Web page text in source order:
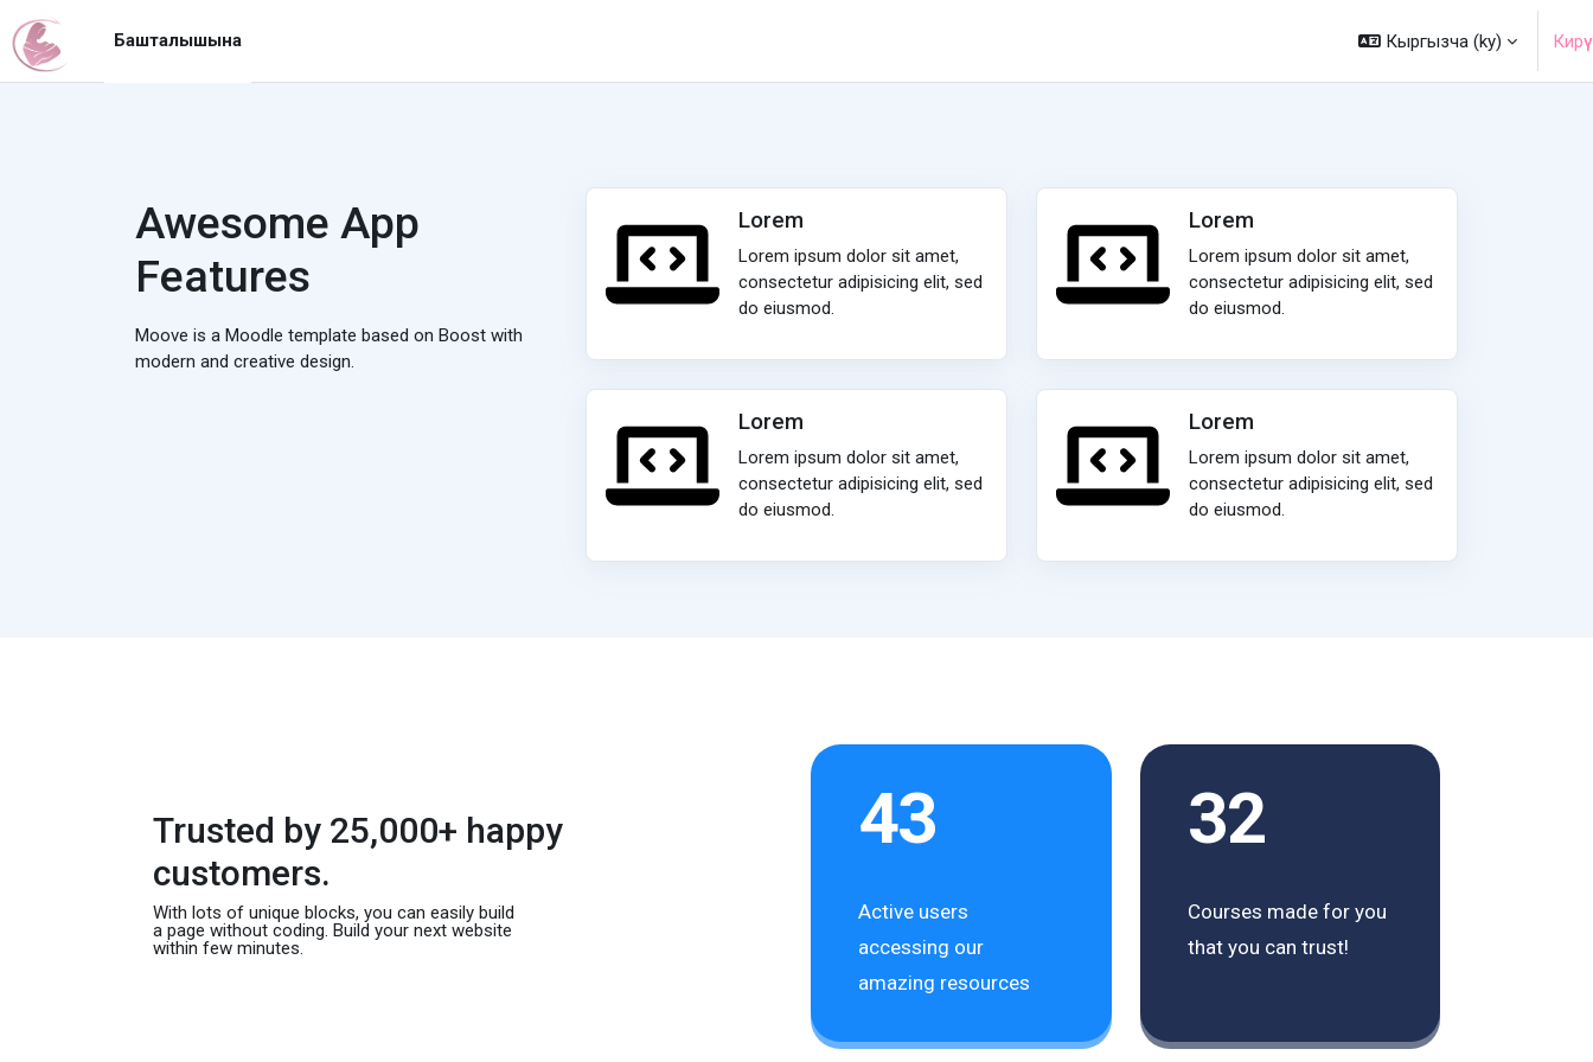
Башталышына
Кыргызча ‎(ky)‎ Кирүү
Awesome App
Features
Moove is a Moodle template based on Boost with
modern and creative design.
Lorem
Lorem ipsum dolor sit amet,
consectetur adipisicing elit, sed
do eiusmod.
Lorem
Lorem ipsum dolor sit amet,
consectetur adipisicing elit, sed
do eiusmod.
Lorem
Lorem ipsum dolor sit amet,
consectetur adipisicing elit, sed
do eiusmod.
Lorem
Lorem ipsum dolor sit amet,
consectetur adipisicing elit, sed
do eiusmod.
Trusted by 25,000+ happy
customers.
With lots of unique blocks, you can easily build
a page without coding. Build your next website
within few minutes.
43
Active users
accessing our
amazing resources
32
Courses made for you
that you can trust!